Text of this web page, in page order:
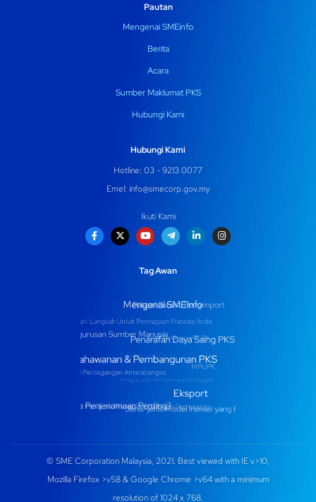
Pautan
Mengenai SMEinfo
Berita
Acara
Sumber Maklumat PKS
Hubungi Kami
Hubungi Kami
Hotline: 03 - 9213 0077
Emel: info@smecorp.gov.my
Ikuti Kami
Tag Awan
© SME Corporation Malaysia, 2021. Best viewed with IE v>10,
Mozilla Firefox >v58 & Google Chrome >v64 with a minimum
resolution of 1024 x 768.